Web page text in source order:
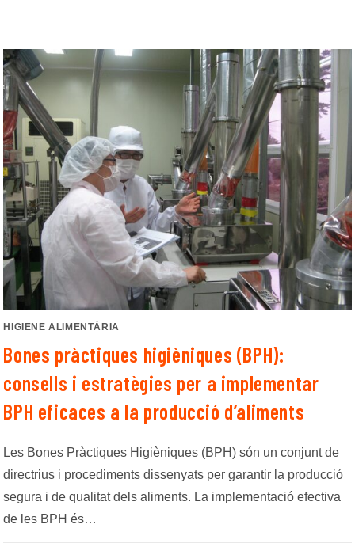
HIGIENE ALIMENTÀRIA
Bones pràctiques higièniques (BPH):
consells i estratègies per a implementar
BPH eficaces a la producció d’aliments
Les Bones Pràctiques Higièniques (BPH) són un conjunt de
directrius i procediments dissenyats per garantir la producció
segura i de qualitat dels aliments. La implementació efectiva
de les BPH és…